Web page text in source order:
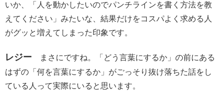
いか、「人を動かしたいのでパンチラインを書く方法を教
えてください」みたいな、結果だけをコスパよく求める人
がグッと増えてしまった印象です。
レジー まさにですね。「どう言葉にするか」の前にある
はずの「何を言葉にするか」がごっそり抜け落ちた話をし
ている人って実際にいると思います。